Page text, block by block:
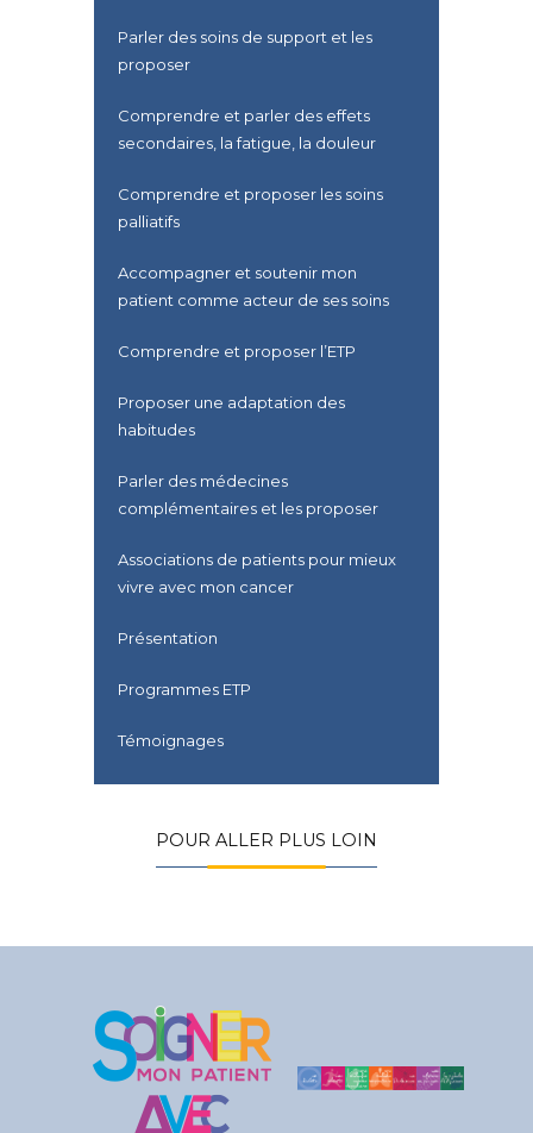
Parler des soins de support et les
proposer
Comprendre et parler des effets
secondaires, la fatigue, la douleur
Comprendre et proposer les soins
palliatifs
Accompagner et soutenir mon
patient comme acteur de ses soins
Comprendre et proposer l’ETP
Proposer une adaptation des
habitudes
Parler des médecines
complémentaires et les proposer
Associations de patients pour mieux
vivre avec mon cancer
Présentation
Programmes ETP
Témoignages
POUR ALLER PLUS LOIN